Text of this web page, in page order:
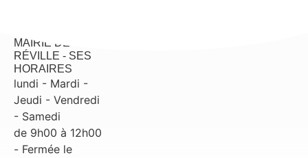
MAIRIE DE
RÉVILLE - SES
HORAIRES
lundi - Mardi -
Jeudi - Vendredi
- Samedi
de 9h00 à 12h00
- Fermée le